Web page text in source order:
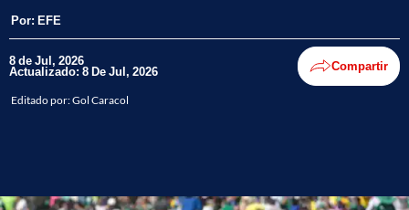
Por: EFE
8 de Jul, 2026
Actualizado: 8 De Jul, 2026 Compartir
Editado por:Gol Caracol